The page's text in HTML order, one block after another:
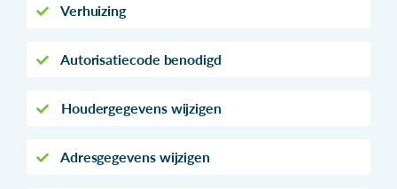
Verhuizing
Autorisatiecode benodigd
Houdergegevens wijzigen
Adresgegevens wijzigen